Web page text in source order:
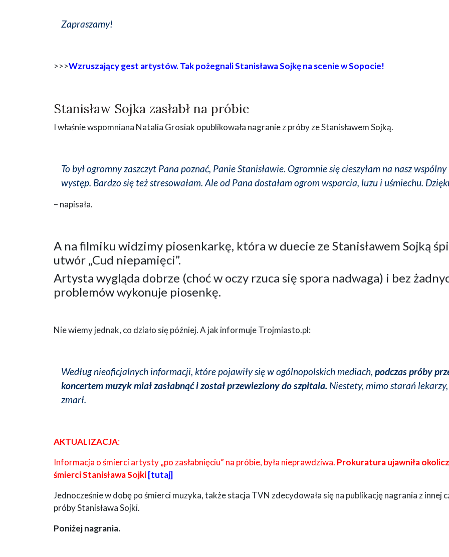
Zapraszamy!
>>>Wzruszający gest artystów. Tak pożegnali Stanisława Sojkę na scenie w Sopocie!
Stanisław Sojka zasłabł na próbie
I właśnie wspomniana Natalia Grosiak opublikowała nagranie z próby ze Stanisławem Sojką.
To był ogromny zaszczyt Pana poznać, Panie Stanisławie. Ogromnie się cieszyłam na nasz wspólny
występ. Bardzo się też stresowałam. Ale od Pana dostałam ogrom wsparcia, luzu i uśmiechu.
– napisała.
A na filmiku widzimy piosenkarkę, która w duecie ze Stanisławem Sojką
utwór „Cud niepamięci”.
Artysta wygląda dobrze (choć w oczy rzuca się spora nadwaga) i bez
problemów wykonuje piosenkę.
Nie wiemy jednak, co działo się później. A jak informuje Trojmiasto.pl:
Według nieoficjalnych informacji, które pojawiły się w ogólnopolskich mediach, podczas próby
koncertem muzyk miał zasłabnąć i został przewieziony do szpitala. Niestety, mimo starań lekarzy,
zmarł.
AKTUALIZACJA:
Informacja o śmierci artysty „po zasłabnięciu” na próbie, była nieprawdziwa. Prokuratura ujawniła
śmierci Stanisława Sojki[tutaj]
Jednocześnie w dobę po śmierci muzyka, także stacja TVN zdecydowała się na publikację nagrania z innej
próby Stanisława Sojki.
Poniżej nagrania.